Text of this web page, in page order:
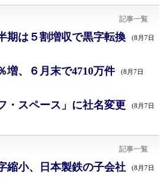
記事一覧
期は５割増収で黒字転換 (8月7日
増、６月末で4710万件 (8月7日
・スペース」に社名変更 (8月7日
記事一覧
縮小、日本製鉄の子会社 (8月7日